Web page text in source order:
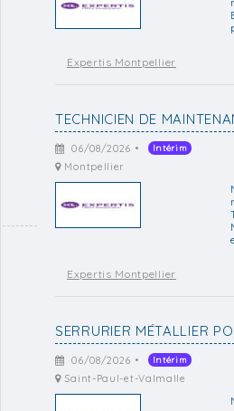
Expertis Montpellier
TECHNICIEN DE
06/08/2026 • Intérim
Montpellier
Expertis Montpellier
SERRURIER MÉTALLIER
06/08/2026 • Intérim
Saint-Paul-et-Valmalle